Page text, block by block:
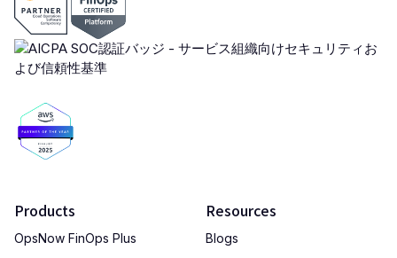
Products
OpsNow FinOps Plus
Resources
Blogs